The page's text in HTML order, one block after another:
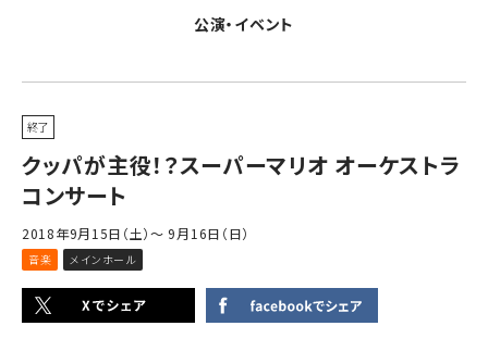
公演・イベント
終了
クッパが主役！？スーパーマリオ オーケストラ
コンサート
2018年9月15日（土）～ 9月16日（日）
音楽 メインホール